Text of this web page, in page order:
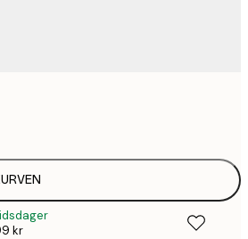
kr